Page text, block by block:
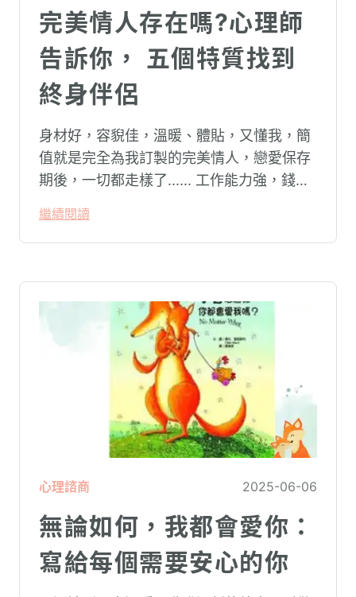
完美情人存在嗎?心理師
告訴你， 五個特質找到
終身伴侶
身材好，容貎佳，溫暖、體貼，又懂我，簡
值就是完全為我訂製的完美情人，戀愛保存
期後，一切都走樣了...... 工作能力強，錢賺
我又愛又崇拜，結婚後，怎麼看都不順
眼...... 這些跌落神壇的男神/女神是怎麼回
繼續閱讀
心理諮商 2025-06-06
無論如何，我都會愛你：
寫給每個需要安心的你